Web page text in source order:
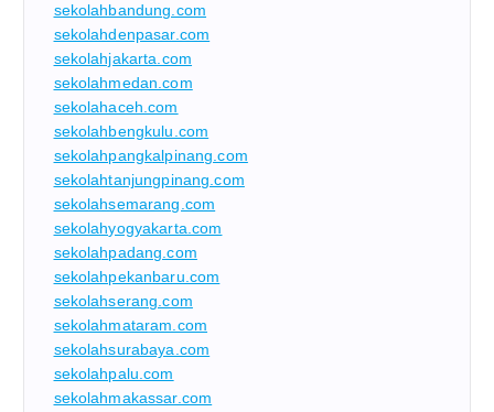
sekolahbandung.com
sekolahdenpasar.com
sekolahjakarta.com
sekolahmedan.com
sekolahaceh.com
sekolahbengkulu.com
sekolahpangkalpinang.com
sekolahtanjungpinang.com
sekolahsemarang.com
sekolahyogyakarta.com
sekolahpadang.com
sekolahpekanbaru.com
sekolahserang.com
sekolahmataram.com
sekolahsurabaya.com
sekolahpalu.com
sekolahmakassar.com